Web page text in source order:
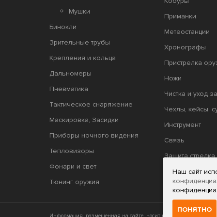
Мушки
Бинокли
Зрительные трубы
Крепления и кольца
Дальномеры
Пневматика
Тактическое снаряжение
Маскировка, Засидки
Приборы ночного видения
Тепловизоры
Фонари и свет
Тюнинг оружия
Приманки
Метеостанции
Хронографы
Пристрелка
Ножи
Чистка и уход
Чехлы, кейсы,
Инструмент
Связь
Защита стрелка
Релоадинг
Наш сайт
ПОНЯТНО